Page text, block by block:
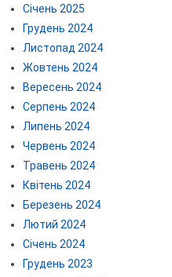
Січень 2025
Грудень 2024
Листопад 2024
Жовтень 2024
Вересень 2024
Серпень 2024
Липень 2024
Червень 2024
Травень 2024
Квітень 2024
Березень 2024
Лютий 2024
Січень 2024
Грудень 2023